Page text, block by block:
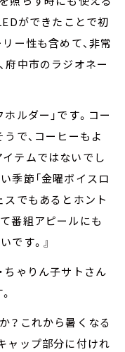
ができたことで初
ー性も含めて、非常
府中市のラジオネー
ルダー」です。コー
で、コーヒーもよ
テムではないでし
季節「金曜ボイスロ
スでもあるとホント
番組アピールにも
です。』
ちゃりん子サトさん
？これから暑くなる
ャップ部分に付けれ